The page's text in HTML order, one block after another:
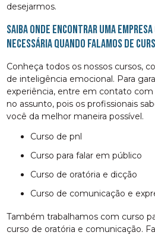
desejarmos.
Saiba onde encontrar uma
necessária quando falamos de
Conheça todos os nossos cursos,
de inteligência emocional. Para
experiência, entre em contato
no assunto, pois os profissionais
você da melhor maneira possível.
curso de pnl
curso para falar em público
curso de oratória e dicção
curso de comunicação e
Também trabalhamos com curso
curso de oratória e comunicação.